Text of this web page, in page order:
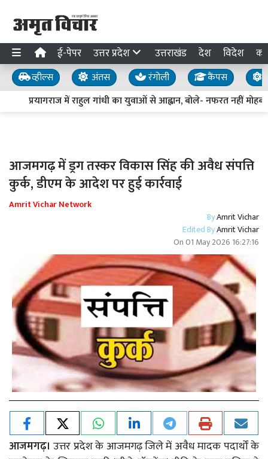
ई-पेपर उत्तर प्रदेश उत्तराखंड देश विदेश
व्हील्स अंतस रंगोली कैंपस
प्रयागराज में राहुल गांधी का युवाओं से आह्वान, बोले- नफरत नहीं
आजमगढ़ में ड्रग तस्कर विकास सिंह की अवैध संपत्ति
कुर्क, डीएम के आदेश पर हुई कार्रवाई
Amrit Vichar Network
ByAmrit Vichar
Edited ByAmrit Vichar
On01 May 2026 16:27:16
आजमगढ़। उत्तर प्रदेश के आजमगढ़ जिले में अवैध मादक पदार्थों के